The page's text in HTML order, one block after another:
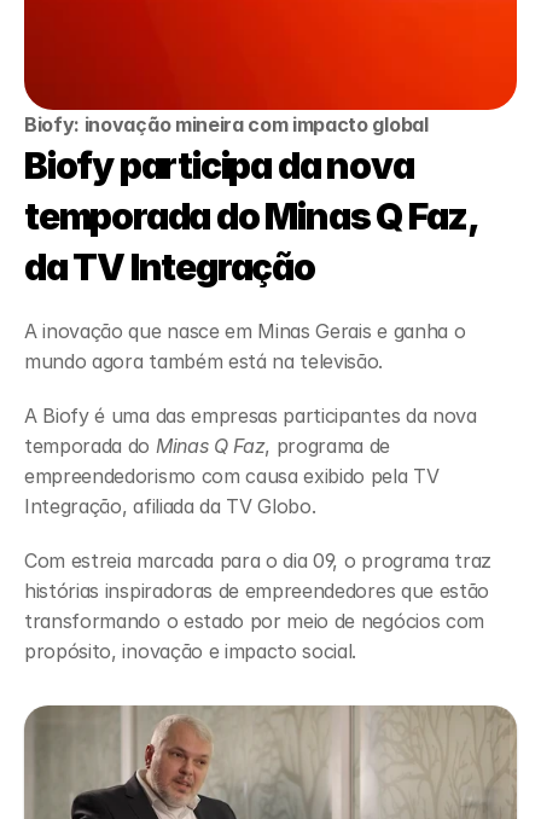
Biofy: inovação mineira com impacto global
Biofy participa da nova
temporada do Minas Q Faz,
da TV Integração
A inovação que nasce em Minas Gerais e ganha o
mundo agora também está na televisão.
A Biofy é uma das empresas participantes da nova
temporada do Minas Q Faz, programa de
empreendedorismo com causa exibido pela TV
Integração, afiliada da TV Globo.
Com estreia marcada para o dia 09, o programa traz
histórias inspiradoras de empreendedores que estão
transformando o estado por meio de negócios com
propósito, inovação e impacto social.